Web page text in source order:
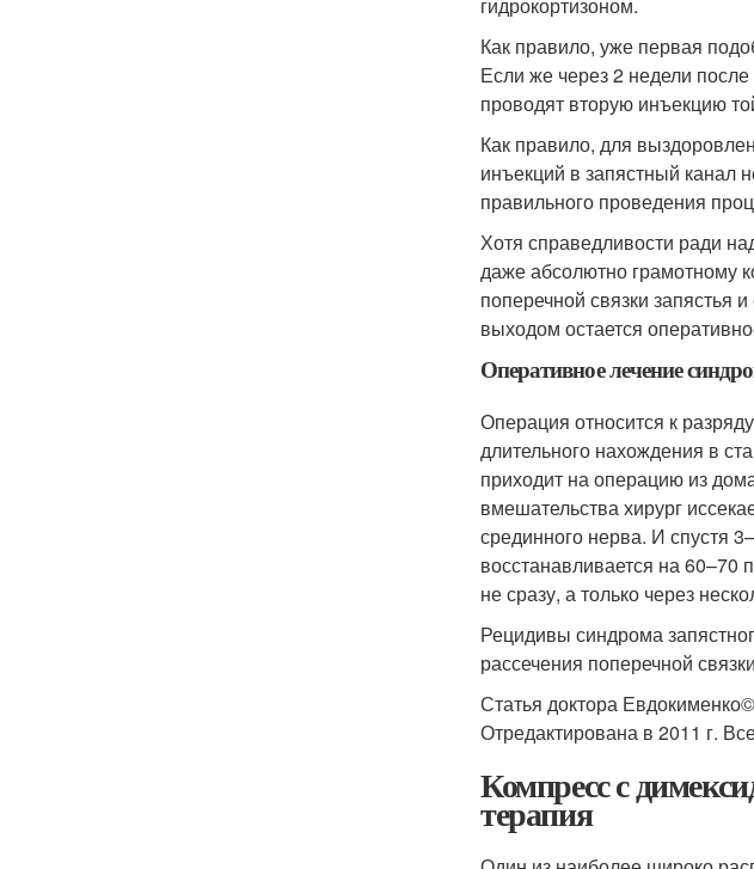
Как правило, уже первая
Если же через 2 недели
проводят вторую инъекцию
Как правило, для
инъекций в запястный канал
правильного проведения
Хотя справедливости ради
даже абсолютно грамотному
поперечной связки запястья
выходом остается
Оперативное лечение
Операция относится к
длительного нахождения в
приходит на операцию из
вмешательства хирург
срединного нерва. И спустя
восстанавливается на 60–70
не сразу, а только через
Рецидивы синдрома
рассечения поперечной
Статья доктора
Отредактирована в 2011 г.
Компресс с
терапия